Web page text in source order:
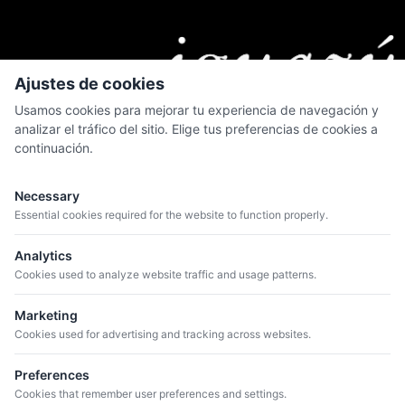
Quiénes somos
Catálogo
Bodegas
Blog
CONTACTO
info@iguazuvinos.com
DIRECCIÓN
Ajustes de cookies
Usamos cookies para mejorar tu experiencia de navegación y
analizar el tráfico del sitio. Elige tus preferencias de cookies a
continuación.
Necessary
Essential cookies required for the website to function properly.
Analytics
Cookies used to analyze website traffic and usage patterns.
Marketing
Cookies used for advertising and tracking across websites.
Preferences
Cookies that remember user preferences and settings.